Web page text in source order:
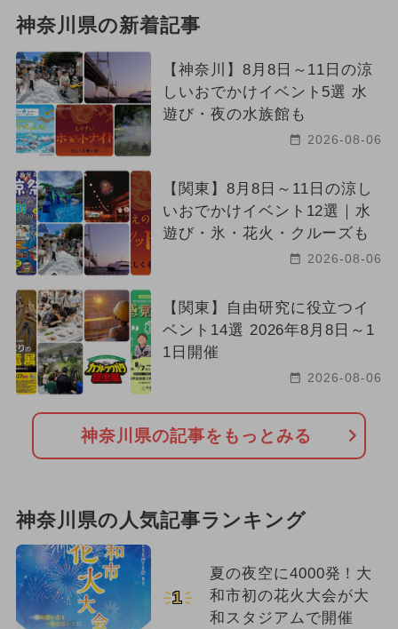
神奈川県の新着記事
【神奈川】8月8日～11日の涼
しいおでかけイベント5選 水
遊び・夜の水族館も
2026-08-06
【関東】8月8日～11日の涼し
いおでかけイベント12選｜水
遊び・氷・花火・クルーズも
2026-08-06
【関東】自由研究に役立つイ
ベント14選 2026年8月8日～1
1日開催
2026-08-06
神奈川県の記事をもっとみる
神奈川県の人気記事ランキング
1
夏の夜空に4000発！大
和市初の花火大会が大
和スタジアムで開催